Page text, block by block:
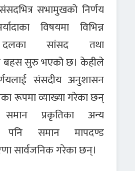
सभामुखको निर्णय
विषयमा विभिन्न
दलका सांसद तथा
बहस सुरु भएको छ। केहीले
संसदीय अनुशासन
रूपमा व्याख्या गरेका छन्
प्रकृतिका अन्य
पनि समान मापदण्ड
सार्वजनिक गरेका छन्।